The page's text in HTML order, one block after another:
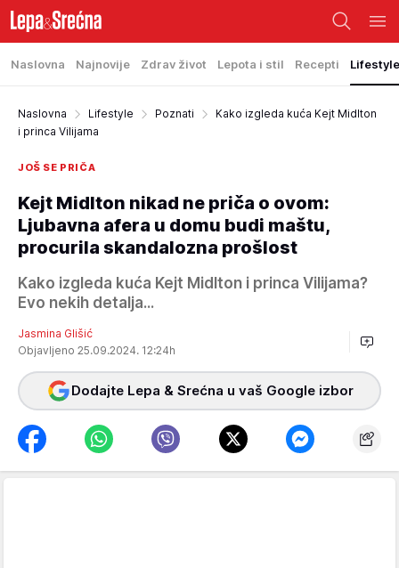
Naslovna Najnovije Zdrav život Lepota i stil Recepti Lifestyle
Naslovna Lifestyle Poznati
Kako izgleda kuća Kejt Midlton
i princa Vilijama
JOŠ SE PRIČA
Kejt Midlton nikad ne priča o ovom:
Ljubavna afera u domu budi maštu,
procurila skandalozna prošlost
Kako izgleda kuća Kejt Midlton i princa Vilijama?
Evo nekih detalja...
Jasmina Glišić
Objavljeno 25.09.2024. 12:24h
Dodajte Lepa & Srećna u vaš Google izbor